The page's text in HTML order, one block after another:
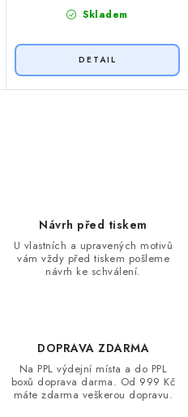
Skladem
Návrh před tiskem
U vlastních a upravených motivů
vám vždy před tiskem pošleme
návrh ke schválení.
DOPRAVA ZDARMA
Na PPL výdejní místa a do PPL
boxů doprava darma. Od 999 Kč
máte zdarma veškerou dopravu.